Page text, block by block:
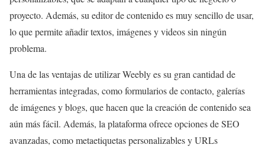
proyecto. Además, su editor de contenido es muy sencillo de usar,
lo que permite añadir textos, imágenes y videos sin ningún
problema.
Una de las ventajas de utilizar Weebly es su gran cantidad de
herramientas integradas, como formularios de contacto, galerías
de imágenes y blogs, que hacen que la creación de contenido sea
aún más fácil. Además, la plataforma ofrece opciones de SEO
avanzadas, como metaetiquetas personalizables y URLs